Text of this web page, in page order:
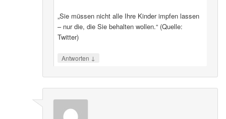
„Sie müssen nicht alle Ihre Kinder impfen lassen
– nur die, die Sie behalten wollen.“ (Quelle:
Twitter)
Antworten ↓